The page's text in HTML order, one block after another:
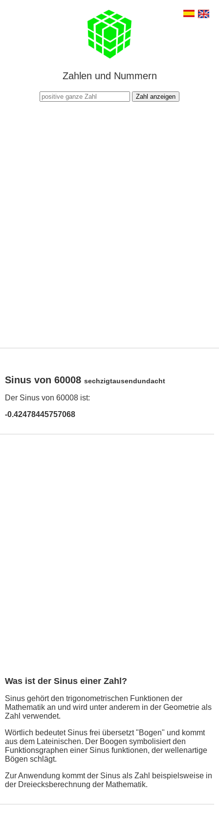
Zahlen und Nummern
Zahl anzeigen
Sinus von 60008 sechzigtausendundacht
Der Sinus von 60008 ist:
-0.42478445757068
Was ist der Sinus einer Zahl?
Sinus gehört den trigonometrischen Funktionen der
Mathematik an und wird unter anderem in der Geometrie als
Zahl verwendet.
Wörtlich bedeutet Sinus frei übersetzt "Bogen" und kommt
aus dem Lateinischen. Der Boogen symbolisiert den
Funktionsgraphen einer Sinus funktionen, der wellenartige
Bögen schlägt.
Zur Anwendung kommt der Sinus als Zahl beispielsweise in
der Dreiecksberechnung der Mathematik.